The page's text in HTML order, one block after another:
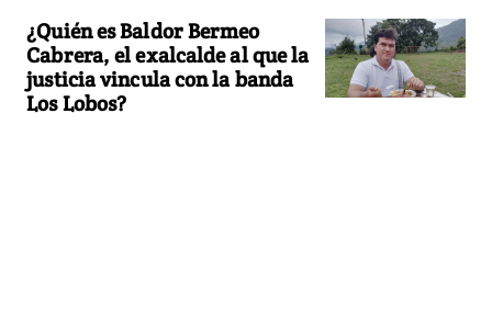
¿Quién es Baldor Bermeo
Cabrera, el exalcalde al que la
justicia vincula con la banda
Los Lobos?